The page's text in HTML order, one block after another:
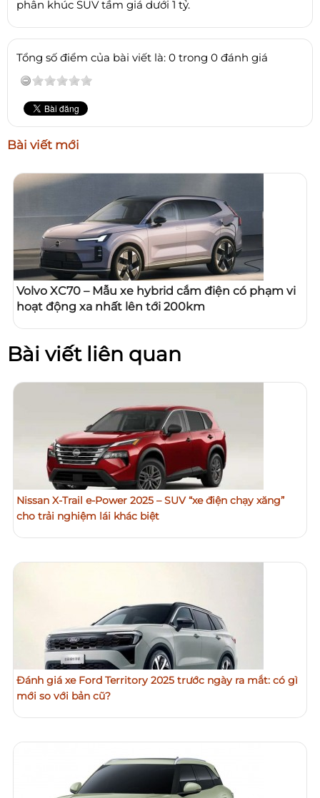
phân khúc SUV tầm giá dưới 1 tỷ.
Tổng số điểm của bài viết là: 0 trong 0 đánh giá
Bài viết mới
Volvo XC70 – Mẫu xe hybrid cắm điện có phạm vi
hoạt động xa nhất lên tới 200km
Bài viết liên quan
Nissan X-Trail e-Power 2025 – SUV “xe điện chạy xăng”
cho trải nghiệm lái khác biệt
Đánh giá xe Ford Territory 2025 trước ngày ra mắt: có gì
mới so với bản cũ?